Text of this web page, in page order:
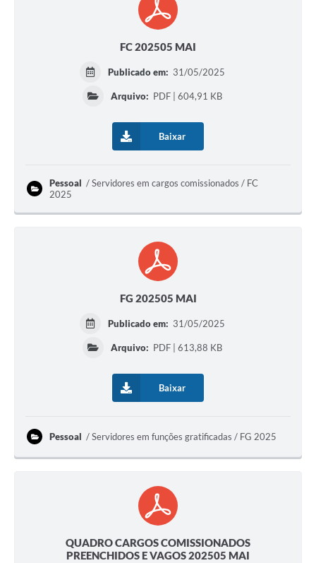
FC 202505 MAI
Publicado em: 31/05/2025
Arquivo: PDF | 604,91 KB
Baixar
Pessoal
Servidores em cargos comissionados / FC
2025
FG 202505 MAI
Publicado em: 31/05/2025
Arquivo: PDF | 613,88 KB
Baixar
Pessoal Servidores em funções gratificadas / FG 2025
QUADRO CARGOS COMISSIONADOS
PREENCHIDOS E VAGOS 202505 MAI